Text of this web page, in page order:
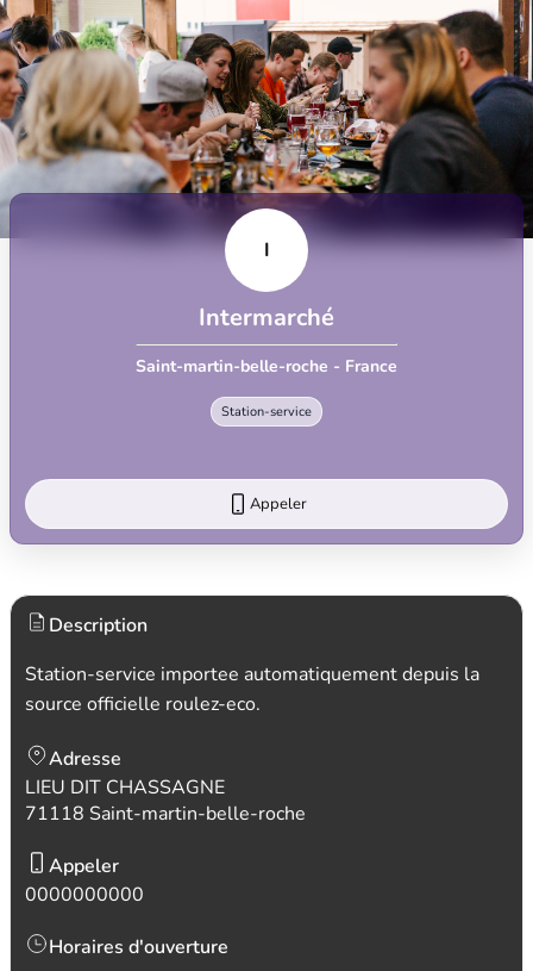
I
Intermarché
Saint-martin-belle-roche - France
Station-service
Appeler
Description
Station-service importee automatiquement depuis la
source officielle roulez-eco.
Adresse
LIEU DIT CHASSAGNE
71118 Saint-martin-belle-roche
Appeler
0000000000
Horaires d'ouverture